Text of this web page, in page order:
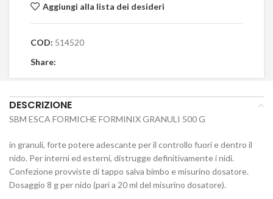
Aggiungi alla lista dei desideri
COD: 514520
Share:
DESCRIZIONE
SBM ESCA FORMICHE FORMINIX GRANULI 500 G
in granuli, forte potere adescante per il controllo fuori e dentro il
nido. Per interni ed esterni, distrugge definitivamente i nidi.
Confezione provviste di tappo salva bimbo e misurino dosatore.
Dosaggio 8 g per nido (pari a 20 ml del misurino dosatore).